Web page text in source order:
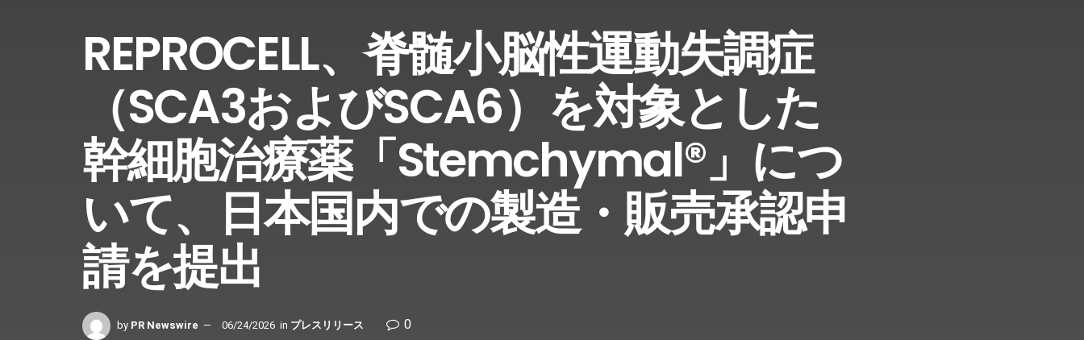
REPROCELL、脊髄小脳性運動失調症
（SCA3およびSCA6）を対象とした
幹細胞治療薬「Stemchymal®」につ
いて、日本国内での製造・販売承認申
請を提出
by PR Newswire 06/24/2026 in プレスリリース 0